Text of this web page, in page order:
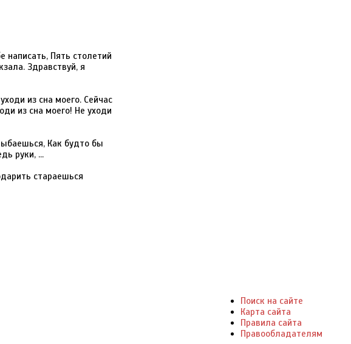
написать, Пять столетий
Здравствуй, я
из сна моего. Сейчас
из сна моего! Не уходи
Как будто бы
руки, ...
стараешься
Поиск на сайте
Карта сайта
Правила сайта
Правообладателям